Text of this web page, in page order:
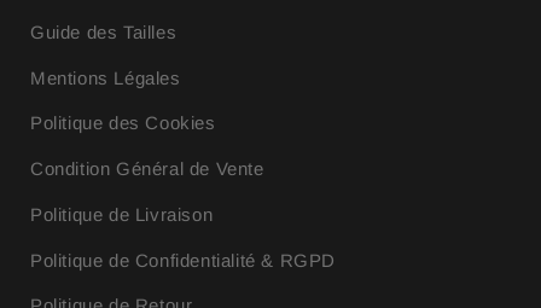
Guide des Tailles
Mentions Légales
Politique des Cookies
Condition Général de Vente
Politique de Livraison
Politique de Confidentialité & RGPD